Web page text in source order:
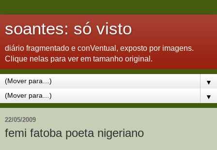
soantes: só visto
diário fragmentado e conVentual, exposto por imagens.
Clique nelas para ver em tamanho original.
▼
▼
22/05/2009
femi fatoba poeta nigeriano